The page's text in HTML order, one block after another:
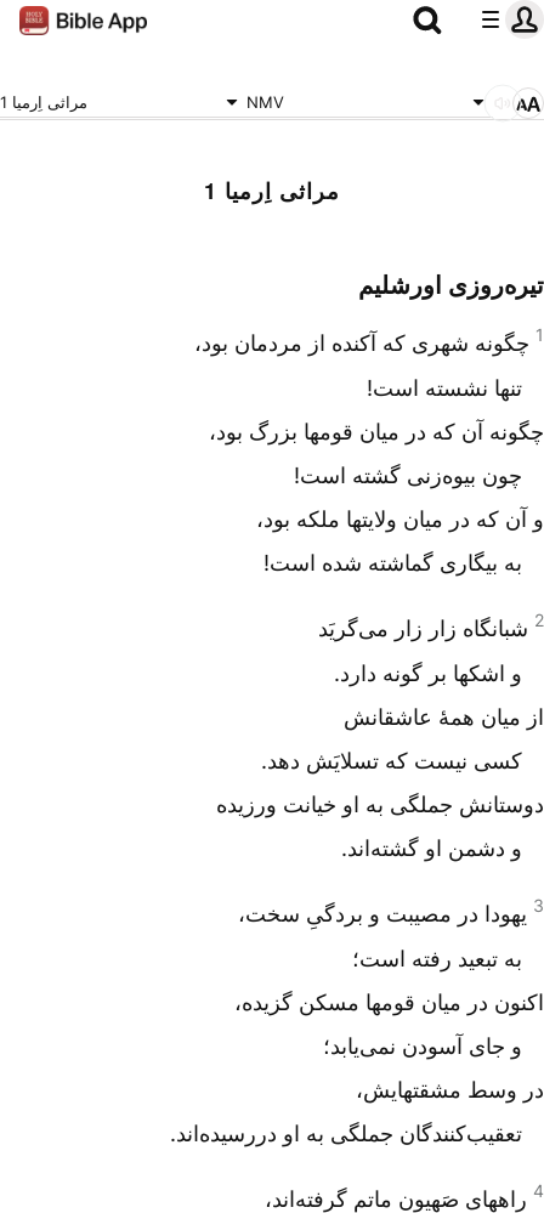
مراثی اِرمیا 1 NMV
مراثی اِرمیا 1
تیره‌روزی اورشلیم
1 چگونه شهری که آکنده از مردمان بود،
تنها نشسته است!
چگونه آن که در میان قومها بزرگ بود،
چون بیوه‌زنی گشته است!
و آن که در میان ولایتها ملکه بود،
به بیگاری گماشته شده است!
2 شبانگاه زار زار می‌گریَد
و اشکها بر گونه دارد.
از میان همۀ عاشقانش
کسی نیست که تسلایَش دهد.
دوستانش جملگی به او خیانت ورزیده‌
و دشمن او گشته‌اند.
3 یهودا در مصیبت و بردگیِ سخت،
به تبعید رفته است؛
اکنون در میان قومها مسکن گزیده،
و جای آسودن نمی‌یابد؛
در وسط مشقتهایش،
تعقیب‌کنندگان جملگی به او دررسیده‌اند.
4 راههای صَهیون ماتم گرفته‌اند،